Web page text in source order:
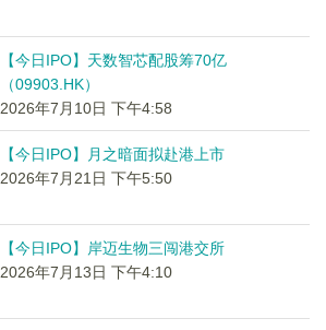
【今日IPO】天数智芯配股筹70亿
（09903.HK）
2026年7月10日 下午4:58
【今日IPO】月之暗面拟赴港上市
2026年7月21日 下午5:50
【今日IPO】岸迈生物三闯港交所
2026年7月13日 下午4:10